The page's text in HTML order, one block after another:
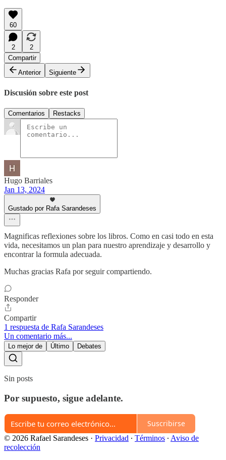
60
2
2
Compartir
Anterior
Siguiente
Discusión sobre este post
Comentarios Restacks
Hugo Barriales
Jan 13, 2024
Gustado por Rafa Sarandeses
Magnificas reflexiones sobre los libros. Como en casi todo en esta
vida, necesitamos un plan para nuestro aprendizaje y desarrollo y
encontrar la formula adecuada.
Muchas gracias Rafa por seguir compartiendo.
Responder
Compartir
1 respuesta de Rafa Sarandeses
Un comentario más...
Lo mejor de Último Debates
Sin posts
Por supuesto, sigue adelante.
Suscribirse
© 2026 Rafael Sarandeses · Privacidad ∙ Términos ∙ Aviso de
recolección